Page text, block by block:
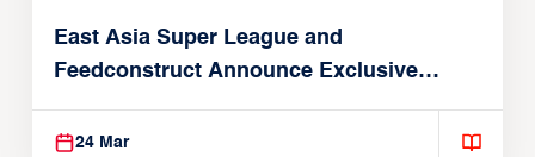
East Asia Super League and
Feedconstruct Announce Exclusive
Global Partnership
24 Mar